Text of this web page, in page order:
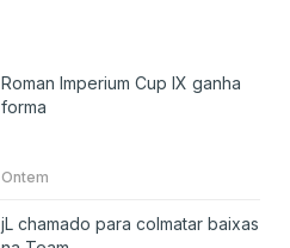
Roman Imperium Cup IX ganha
forma
Ontem
jL chamado para colmatar baixas